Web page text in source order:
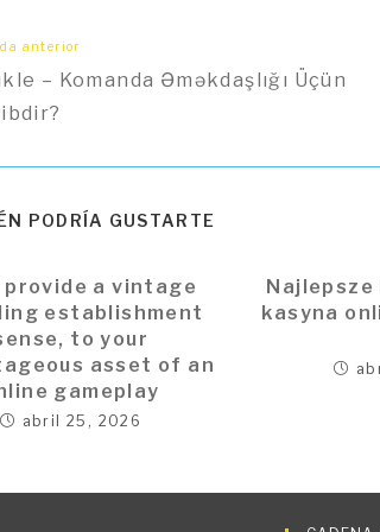
anterior
– Komanda Əməkdaşlığı Üçün
PODRÍA GUSTARTE
provide a vintage
establishment
to your
asset of an
gameplay
abril 25, 2026
Najlepsze
kasyna